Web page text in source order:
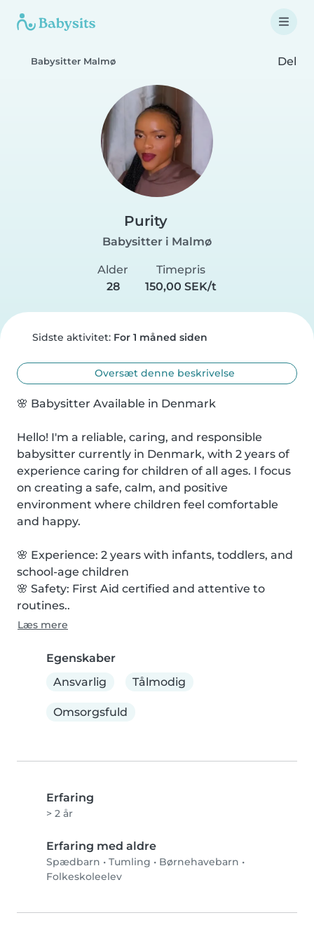
Babysitter Malmø Del
Purity
Babysitter i Malmø
Alder
28
Timepris
150,00 SEK/t
Sidste aktivitet: For 1 måned siden
Oversæt denne beskrivelse
🌸 Babysitter Available in Denmark
Hello! I'm a reliable, caring, and responsible
babysitter currently in Denmark, with 2 years of
experience caring for children of all ages. I focus
on creating a safe, calm, and positive
environment where children feel comfortable
and happy.
🌸 Experience: 2 years with infants, toddlers, and
school-age children
🌸 Safety: First Aid certified and attentive to
routines..
Læs mere
Egenskaber
Ansvarlig
Tålmodig
Omsorgsfuld
Erfaring
> 2 år
Erfaring med aldre
Spædbarn • Tumling • Børnehavebarn •
Folkeskoleelev